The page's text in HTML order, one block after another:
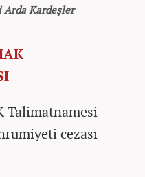
Arda Kardeşler
Talimatnamesi
cezası